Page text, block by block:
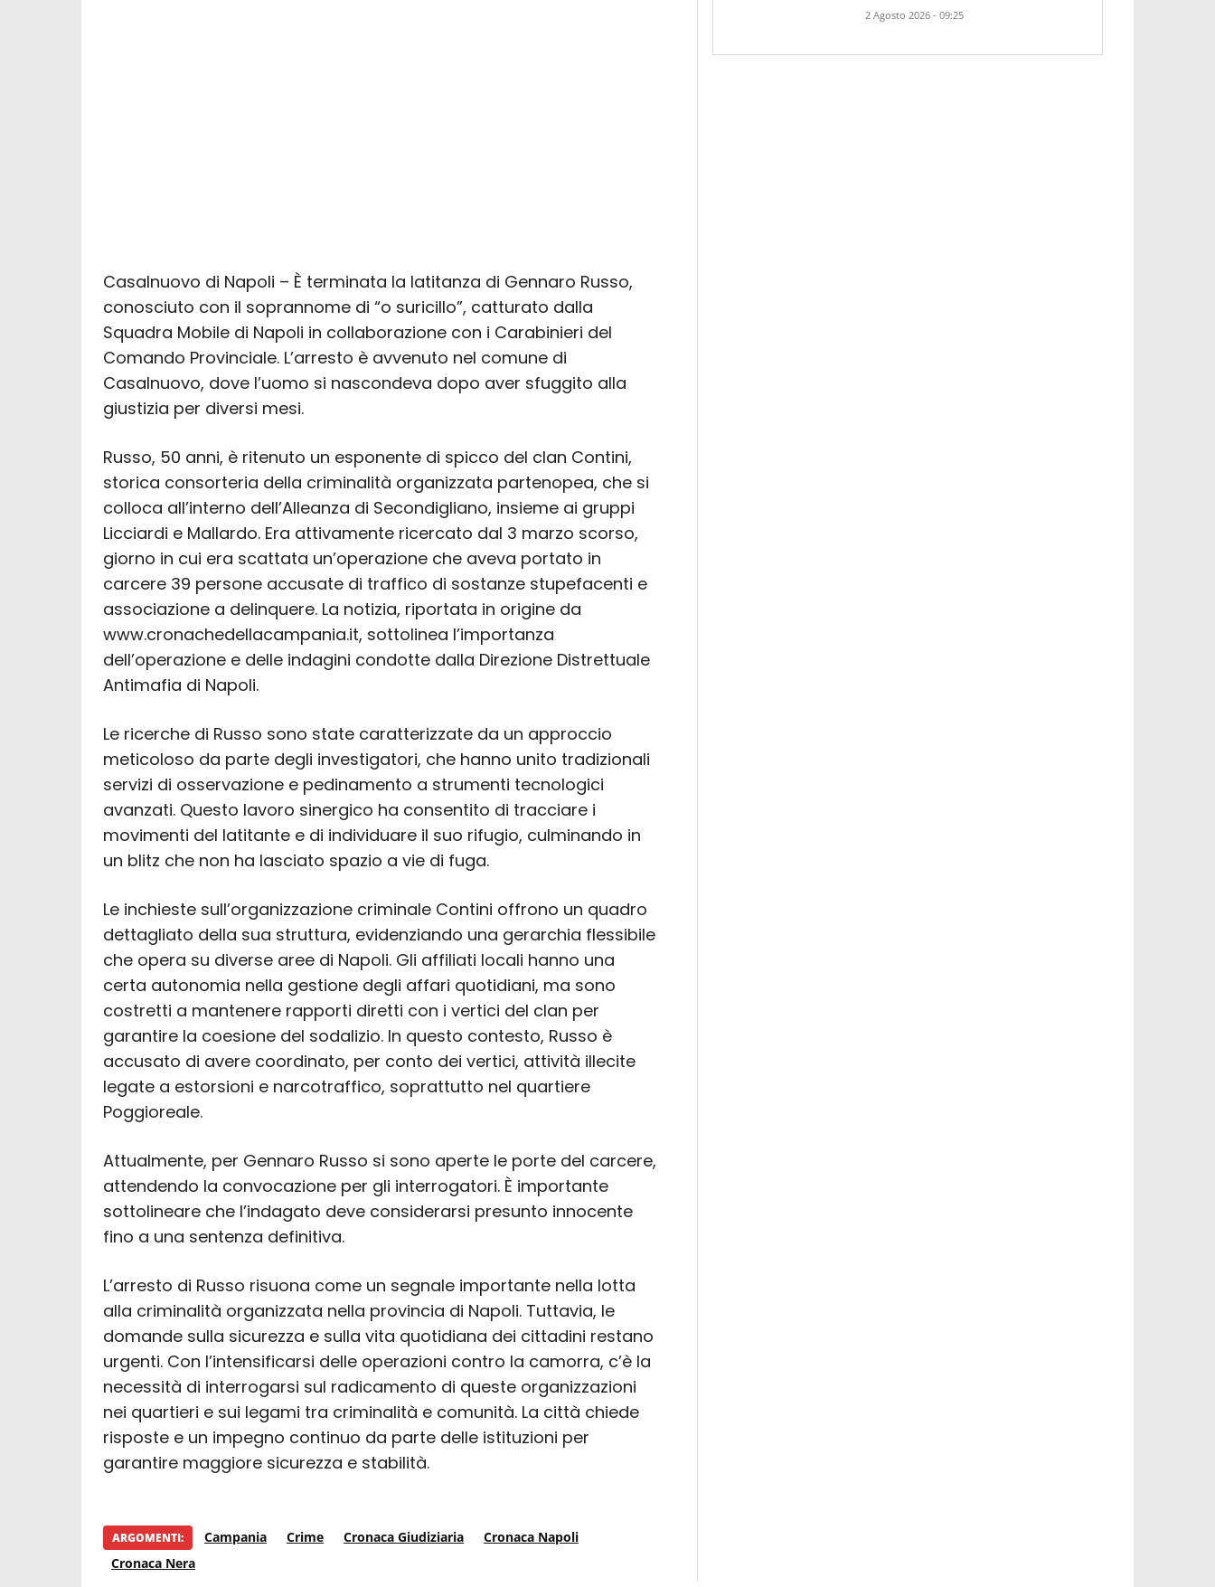
2 Agosto 2026 - 09:25
Casalnuovo di Napoli – È terminata la latitanza di Gennaro Russo,
conosciuto con il soprannome di “o suricillo”, catturato dalla
Squadra Mobile di Napoli in collaborazione con i Carabinieri del
Comando Provinciale. L’arresto è avvenuto nel comune di
Casalnuovo, dove l’uomo si nascondeva dopo aver sfuggito alla
giustizia per diversi mesi.
Russo, 50 anni, è ritenuto un esponente di spicco del clan Contini,
storica consorteria della criminalità organizzata partenopea, che si
colloca all’interno dell’Alleanza di Secondigliano, insieme ai gruppi
Licciardi e Mallardo. Era attivamente ricercato dal 3 marzo scorso,
giorno in cui era scattata un’operazione che aveva portato in
carcere 39 persone accusate di traffico di sostanze stupefacenti e
associazione a delinquere. La notizia, riportata in origine da
www.cronachedellacampania.it, sottolinea l’importanza
dell’operazione e delle indagini condotte dalla Direzione Distrettuale
Antimafia di Napoli.
Le ricerche di Russo sono state caratterizzate da un approccio
meticoloso da parte degli investigatori, che hanno unito tradizionali
servizi di osservazione e pedinamento a strumenti tecnologici
avanzati. Questo lavoro sinergico ha consentito di tracciare i
movimenti del latitante e di individuare il suo rifugio, culminando in
un blitz che non ha lasciato spazio a vie di fuga.
Le inchieste sull’organizzazione criminale Contini offrono un quadro
dettagliato della sua struttura, evidenziando una gerarchia flessibile
che opera su diverse aree di Napoli. Gli affiliati locali hanno una
certa autonomia nella gestione degli affari quotidiani, ma sono
costretti a mantenere rapporti diretti con i vertici del clan per
garantire la coesione del sodalizio. In questo contesto, Russo è
accusato di avere coordinato, per conto dei vertici, attività illecite
legate a estorsioni e narcotraffico, soprattutto nel quartiere
Poggioreale.
Attualmente, per Gennaro Russo si sono aperte le porte del carcere,
attendendo la convocazione per gli interrogatori. È importante
sottolineare che l’indagato deve considerarsi presunto innocente
fino a una sentenza definitiva.
L’arresto di Russo risuona come un segnale importante nella lotta
alla criminalità organizzata nella provincia di Napoli. Tuttavia, le
domande sulla sicurezza e sulla vita quotidiana dei cittadini restano
urgenti. Con l’intensificarsi delle operazioni contro la camorra, c’è la
necessità di interrogarsi sul radicamento di queste organizzazioni
nei quartieri e sui legami tra criminalità e comunità. La città chiede
risposte e un impegno continuo da parte delle istituzioni per
garantire maggiore sicurezza e stabilità.
ARGOMENTI: Campania Crime Cronaca Giudiziaria
Cronaca Napoli
Cronaca Nera